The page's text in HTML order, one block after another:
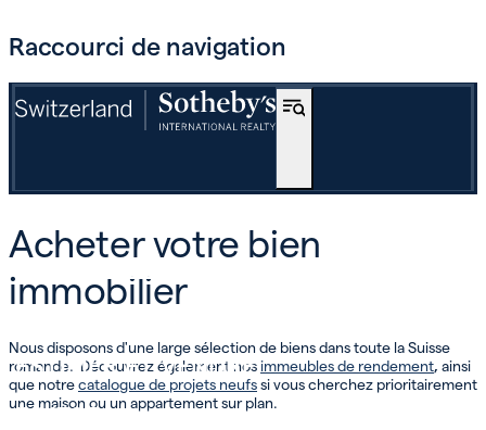
Raccourci de navigation
OFF-MARKET
INTERNATIONAL
ESTIMER ET VENDRE
INVEST
Acheter votre bien
immobilier
Nous disposons d'une large sélection de biens dans toute la Suisse
romande. Découvrez également nosimmeubles de rendement, ainsi
que notrecatalogue de projets neufssi vous cherchez prioritairement
une maison ou un appartement sur plan.